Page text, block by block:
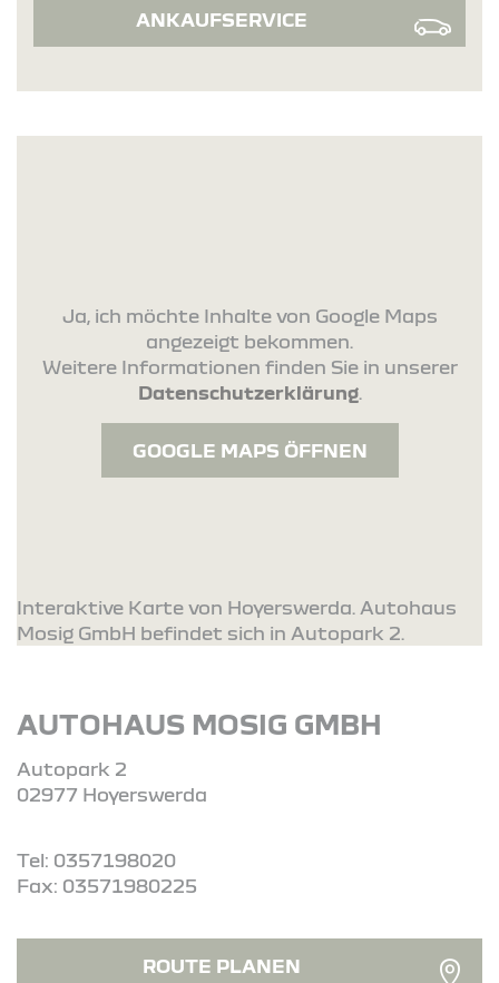
ANKAUFSERVICE
Ja, ich möchte Inhalte von Google Maps
angezeigt bekommen.
Weitere Informationen finden Sie in unserer
Datenschutzerklärung.
GOOGLE MAPS ÖFFNEN
Interaktive Karte von Hoyerswerda. Autohaus
Mosig GmbH befindet sich in Autopark 2.
AUTOHAUS MOSIG GMBH
Autopark 2
02977 Hoyerswerda
Tel: 0357198020
Fax: 03571980225
ROUTE PLANEN